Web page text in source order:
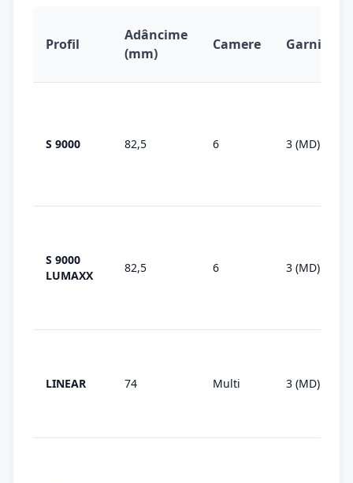
Profil
Adâncime
(mm)
Camere Garnituri
S 9000 82,5 6 3 (MD)
S 9000
LUMAXX
82,5 6 3 (MD)
LINEAR 74 Multi 3 (MD)